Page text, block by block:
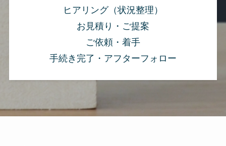
ヒアリング（状況整理）
お見積り・ご提案
ご依頼・着手
手続き完了・アフターフォロー